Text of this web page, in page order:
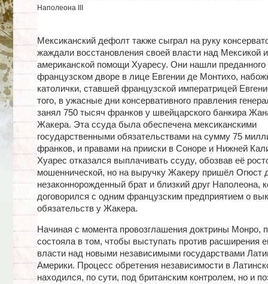
Наполеона III
Мексиканский дефолт также сыграл на руку
жаждали восстановления своей власти над Мексикой
американской помощи Хуаресу. Они нашли преданного
французском дворе в лице Евгении де Монтихо,
католички, ставшей французской императрицей
того, в ужасные дни консервативного правления
занял 750 тысяч франков у швейцарского банкира
Жакера. Эта ссуда была обеспечена мексиканскими
государственными обязательствами на сумму 75
франков, и правами на прииски в Соноре и Нижней
Хуарес отказался выплачивать ссуду, обозвав её
мошеннической, но на выручку Жакеру пришёл Огюст
незаконнорожденный брат и близкий друг Наполеона,
договорился с одним французским предприятием о
обязательств у Жакера.
Начиная с момента провозглашения доктрины Монро,
состояла в том, чтобы выступать против расширения
власти над новыми независимыми государствами
Америки. Процесс обретения независимости в
находился, по сути, под британским контролем, но и